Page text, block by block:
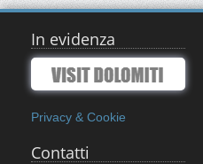
In evidenza
Privacy & Cookie
Contatti